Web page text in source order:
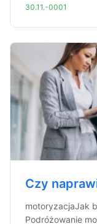
30.11.-0001
Czy
motoryzacjaJak
Podróżowanie